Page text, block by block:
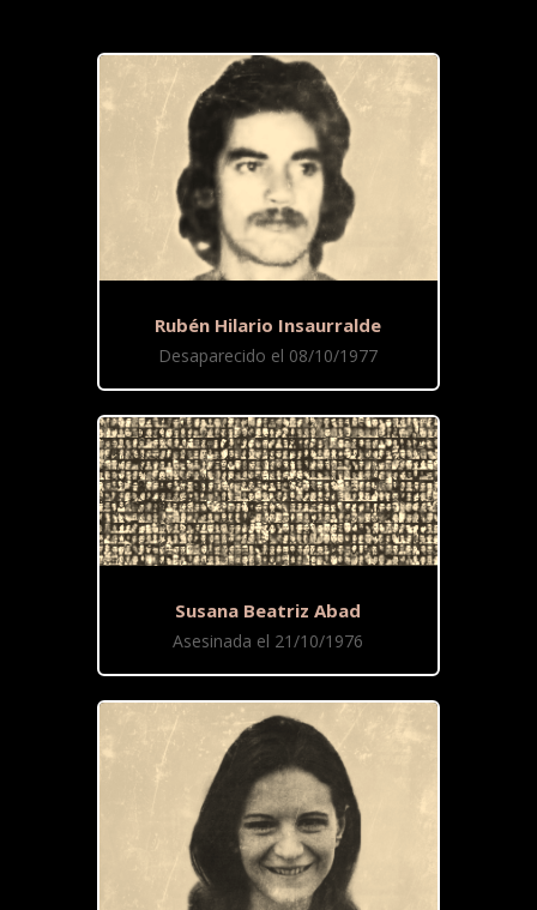
Rubén Hilario Insaurralde
Desaparecido el 08/10/1977
Susana Beatriz Abad
Asesinada el 21/10/1976